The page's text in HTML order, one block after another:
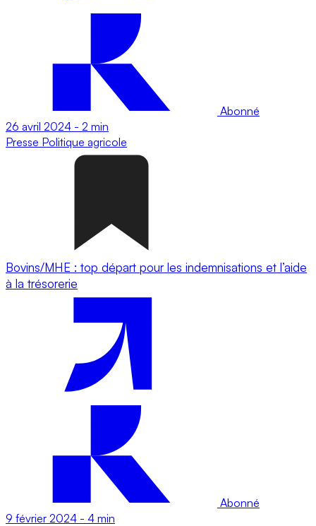
Abonné
26 avril 2024 - 2 min
Presse Politique agricole
Bovins/MHE : top départ pour les indemnisations et l’aide
à la trésorerie
Abonné
9 février 2024 - 4 min